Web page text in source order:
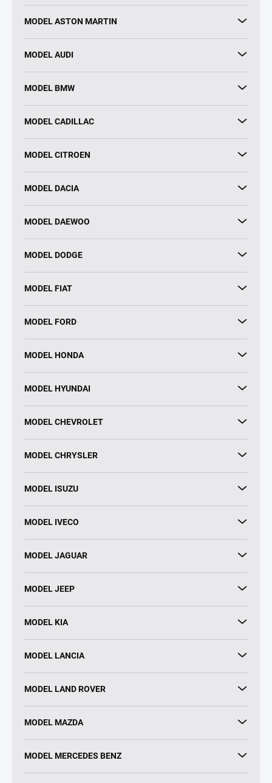
MODEL ASTON MARTIN
MODEL AUDI
MODEL BMW
MODEL CADILLAC
MODEL CITROEN
MODEL DACIA
MODEL DAEWOO
MODEL DODGE
MODEL FIAT
MODEL FORD
MODEL HONDA
MODEL HYUNDAI
MODEL CHEVROLET
MODEL CHRYSLER
MODEL ISUZU
MODEL IVECO
MODEL JAGUAR
MODEL JEEP
MODEL KIA
MODEL LANCIA
MODEL LAND ROVER
MODEL MAZDA
MODEL MERCEDES BENZ